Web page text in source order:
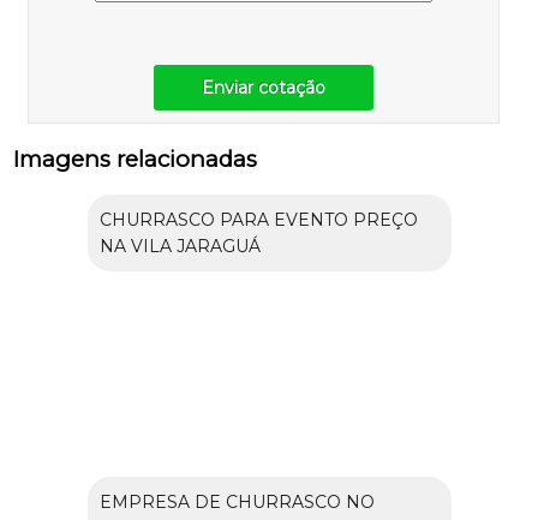
Enviar cotação
Imagens relacionadas
CHURRASCO PARA EVENTO PREÇO
NA VILA JARAGUÁ
EMPRESA DE CHURRASCO NO